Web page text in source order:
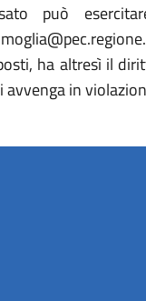
può
ha altresì il
avvenga in